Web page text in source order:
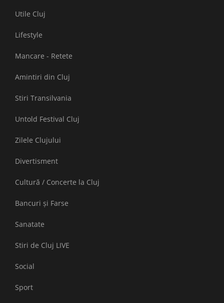
Utile Cluj
Lifestyle
Mancare - Retete
Amintiri din Cluj
Stiri Transilvania
Untold Festival Cluj
Zilele Clujului
Divertisment
Cultură / Concerte la Cluj
Bancuri și Farse
Sanatate
Stiri de Cluj LIVE
Social
Sport